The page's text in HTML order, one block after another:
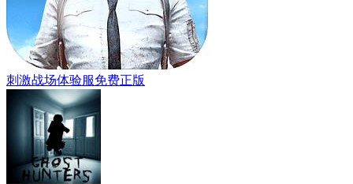
刺激战场体验服免费正版